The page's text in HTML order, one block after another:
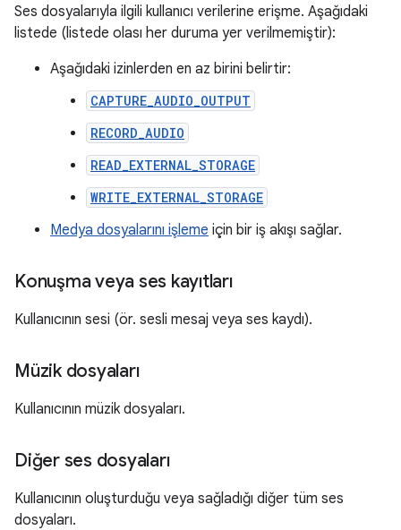
Ses dosyalarıyla ilgili kullanıcı verilerine erişme. Aşağıdaki
listede (listede olası her duruma yer verilmemiştir):
Aşağıdaki izinlerden en az birini belirtir:
CAPTURE_AUDIO_OUTPUT
RECORD_AUDIO
READ_EXTERNAL_STORAGE
WRITE_EXTERNAL_STORAGE
Medya dosyalarını işleme için bir iş akışı sağlar.
Konuşma veya ses kayıtları
Kullanıcının sesi (ör. sesli mesaj veya ses kaydı).
Müzik dosyaları
Kullanıcının müzik dosyaları.
Diğer ses dosyaları
Kullanıcının oluşturduğu veya sağladığı diğer tüm ses
dosyaları.